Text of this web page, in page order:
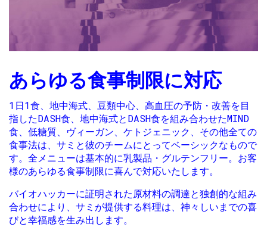
あらゆる食事制限に対応
1日1食、地中海式、豆類中心、高血圧の予防・改善を目
指したDASH食、地中海式とDASH食を組み合わせたMIND
食、低糖質、ヴィーガン、ケトジェニック、その他全ての
食事法は、サミと彼のチームにとってベーシックなもので
す。全メニューは基本的に乳製品・グルテンフリー。お客
様のあらゆる食事制限に喜んで対応いたします。
バイオハッカーに証明された原材料の調達と独創的な組み
合わせにより、サミが提供する料理は、神々しいまでの喜
びと幸福感を生み出します。